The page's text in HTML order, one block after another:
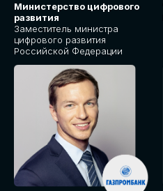
Министерство цифрового
развития
Заместитель министра
цифрового развития
Российской Федерации